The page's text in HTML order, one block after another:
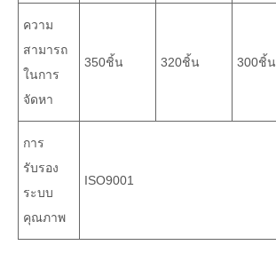
ความ
สามารถ
ในการ
จัดหา
350ชิ้น 320ชิ้น 300ชิ้น
การ
รับรอง
ระบบ
คุณภาพ
ISO9001